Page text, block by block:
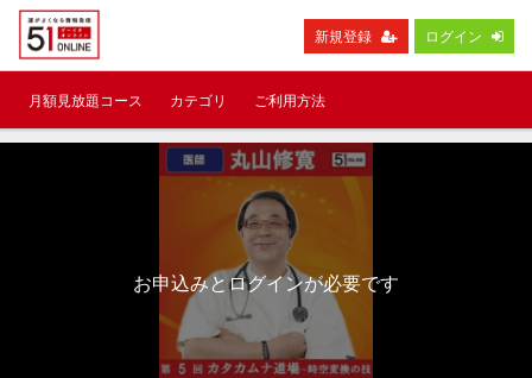
新規登録 ログイン
月額見放題コース カテゴリ ご利用方法
お申込みとログインが必要です